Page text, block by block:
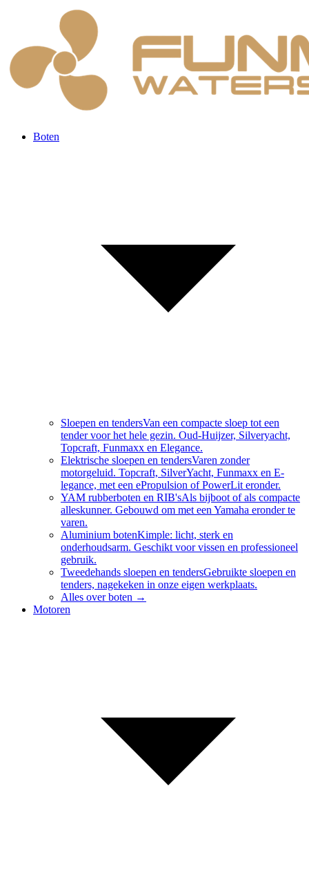
Boten
Sloepen en tendersVan een compacte sloep tot een
tender voor het hele gezin. Oud-Huijzer, Silveryacht,
Topcraft, Funmaxx en Elegance.
Elektrische sloepen en tendersVaren zonder
motorgeluid. Topcraft, SilverYacht, Funmaxx en E-
legance, met een ePropulsion of PowerLit eronder.
YAM rubberboten en RIB'sAls bijboot of als compacte
alleskunner. Gebouwd om met een Yamaha eronder te
varen.
Aluminium botenKimple: licht, sterk en
onderhoudsarm. Geschikt voor vissen en professioneel
gebruik.
Tweedehands sloepen en tendersGebruikte sloepen en
tenders, nagekeken in onze eigen werkplaats.
Alles overboten →
Motoren